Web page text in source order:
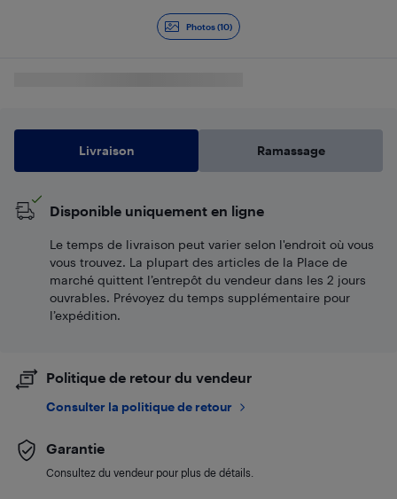
Photos (10)
Livraison Ramassage
Disponible uniquement en ligne
Le temps de livraison peut varier selon l'endroit où vous
vous trouvez. La plupart des articles de la Place de
marché quittent l’entrepôt du vendeur dans les 2 jours
ouvrables. Prévoyez du temps supplémentaire pour
l’expédition.
Politique de retour du vendeur
Consulter la politique de retour
Garantie
Consultez du vendeur pour plus de détails.